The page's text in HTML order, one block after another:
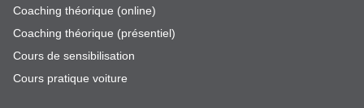
Coaching théorique (online)
Coaching théorique (présentiel)
Cours de sensibilisation
Cours pratique voiture